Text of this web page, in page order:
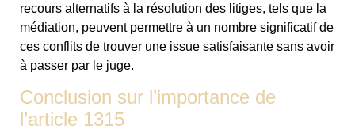
recours alternatifs à la résolution des litiges, tels que la
médiation, peuvent permettre à un nombre significatif de
ces conflits de trouver une issue satisfaisante sans avoir
à passer par le juge.
Conclusion sur l’importance de
l’article 1315